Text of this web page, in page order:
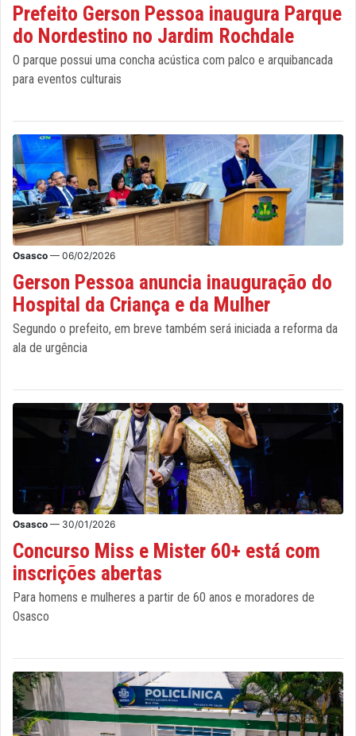
Prefeito Gerson Pessoa inaugura Parque
do Nordestino no Jardim Rochdale
O parque possui uma concha acústica com palco e arquibancada
para eventos culturais
Osasco — 06/02/2026
Gerson Pessoa anuncia inauguração do
Hospital da Criança e da Mulher
Segundo o prefeito, em breve também será iniciada a reforma da
ala de urgência
Osasco — 30/01/2026
Concurso Miss e Mister 60+ está com
inscrições abertas
Para homens e mulheres a partir de 60 anos e moradores de
Osasco